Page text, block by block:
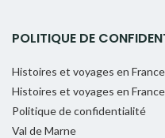
POLITIQUE DE
Histoires et voyages en France
Histoires et voyages en France
Politique de confidentialité
Val de Marne